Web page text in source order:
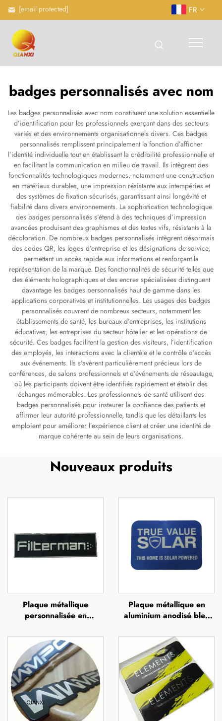
[email protected] FR
badges personnalisés avec nom
Les badges personnalisés avec nom constituent une solution essentielle
d’identification pour les professionnels exerçant dans des secteurs
variés et des environnements organisationnels divers. Ces badges
personnalisés remplissent principalement la fonction d’afficher
l’identité individuelle tout en établissant la crédibilité professionnelle et
en facilitant la communication en milieu de travail. Ils intègrent des
fonctionnalités technologiques modernes, notamment une construction
en matériaux durables, une impression résistante aux intempéries et
des systèmes de fixation sécurisés, garantissant ainsi longévité et
fiabilité dans divers environnements. La sophistication technologique
des badges personnalisés s’étend à des techniques d’impression
avancées produisant des graphismes et des textes vifs, résistants à la
décoloration. De nombreux badges personnalisés intègrent désormais
des codes QR, les logos d’entreprise et les désignations de service,
permettant un accès rapide aux informations et renforçant la
représentation de la marque. Des fonctionnalités de sécurité telles que
des éléments holographiques et des encres spécialisées distinguent
davantage les badges personnalisés haut de gamme dans les
applications corporatives et institutionnelles. Les usages des badges
personnalisés couvrent de nombreux secteurs, notamment les
établissements de santé, les bureaux d’entreprises, les institutions
éducatives, les entreprises du secteur hôtelier et les opérations de
sécurité. Ces badges facilitent la gestion des visiteurs, l’identification
des employés, les interactions avec la clientèle et le contrôle d’accès
aux événements. Ils s’avèrent particulièrement précieux lors de
conférences, de salons professionnels et d’événements de réseautage,
où les participants doivent être identifiés rapidement et établir des
échanges mémorables. Les professionnels de santé utilisent des
badges personnalisés pour instaurer la confiance des patients et
affirmer leur autorité professionnelle, tandis que les détaillants les
emploient pour améliorer l’expérience client et créer une identité de
marque cohérente au sein de leurs organisations.
Nouveaux produits
Plaque métallique
personnalisée en
avec impression UV,
sérigraphie ou impression
offset, plaque métallique
en relief portant le nom
de la marque
Plaque métallique en
aluminium anodisé bleu
avec impression UV,
sérigraphie ou impression
offset, plaque métallique
en relief portant le nom
de la marque